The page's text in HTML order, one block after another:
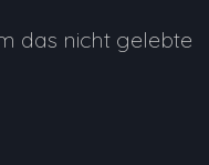
das nicht gelebte